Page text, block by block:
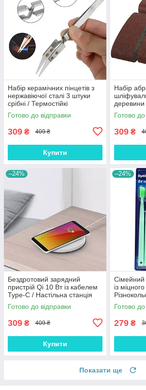
Набір керамічних пінцетів з
нержавіючої сталі 3 штуки
срібні / Термостійкі
антистатичні щипці для
дрібних деталей
Готово до відправки
309 ₴ 409 ₴
Купити
Набір
Запасні
різної
Готово до
309 ₴
–24%
Бездротовий зарядний
пристрій Qi 10 Вт із кабелем
Type-C / Настільна станція
для безпечної зарядки
смартфонів
Готово до відправки
309 ₴ 409 ₴
Купити
–24%
Сімейний
із
для
Готово до
279 ₴
Показати ще